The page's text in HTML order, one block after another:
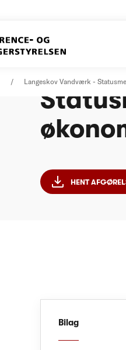
Langeskov Vandværk -
HENT
Bilag